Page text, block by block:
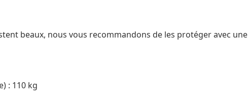
beaux, nous vous recommandons de les protéger avec une
: 110 kg